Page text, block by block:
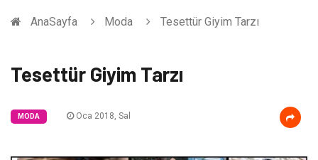
AnaSayfa Moda Tesettür Giyim Tarzı
Tesettür Giyim Tarzı
MODA Oca 2018, Sal